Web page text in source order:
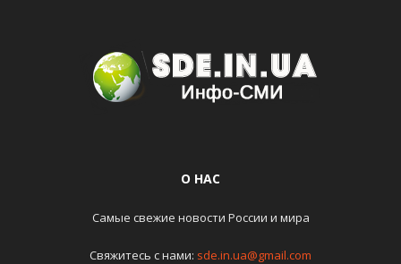
О НАС
Самые свежие новости России и мира
Свяжитесь с нами: sde.in.ua@gmail.com